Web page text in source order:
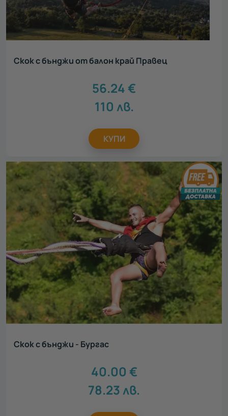
Скок с бънджи от балон край Правец
56.24€
110 лв.
КУПИ
Скок с бънджи - Бургас
40.00 €
78.23лв.